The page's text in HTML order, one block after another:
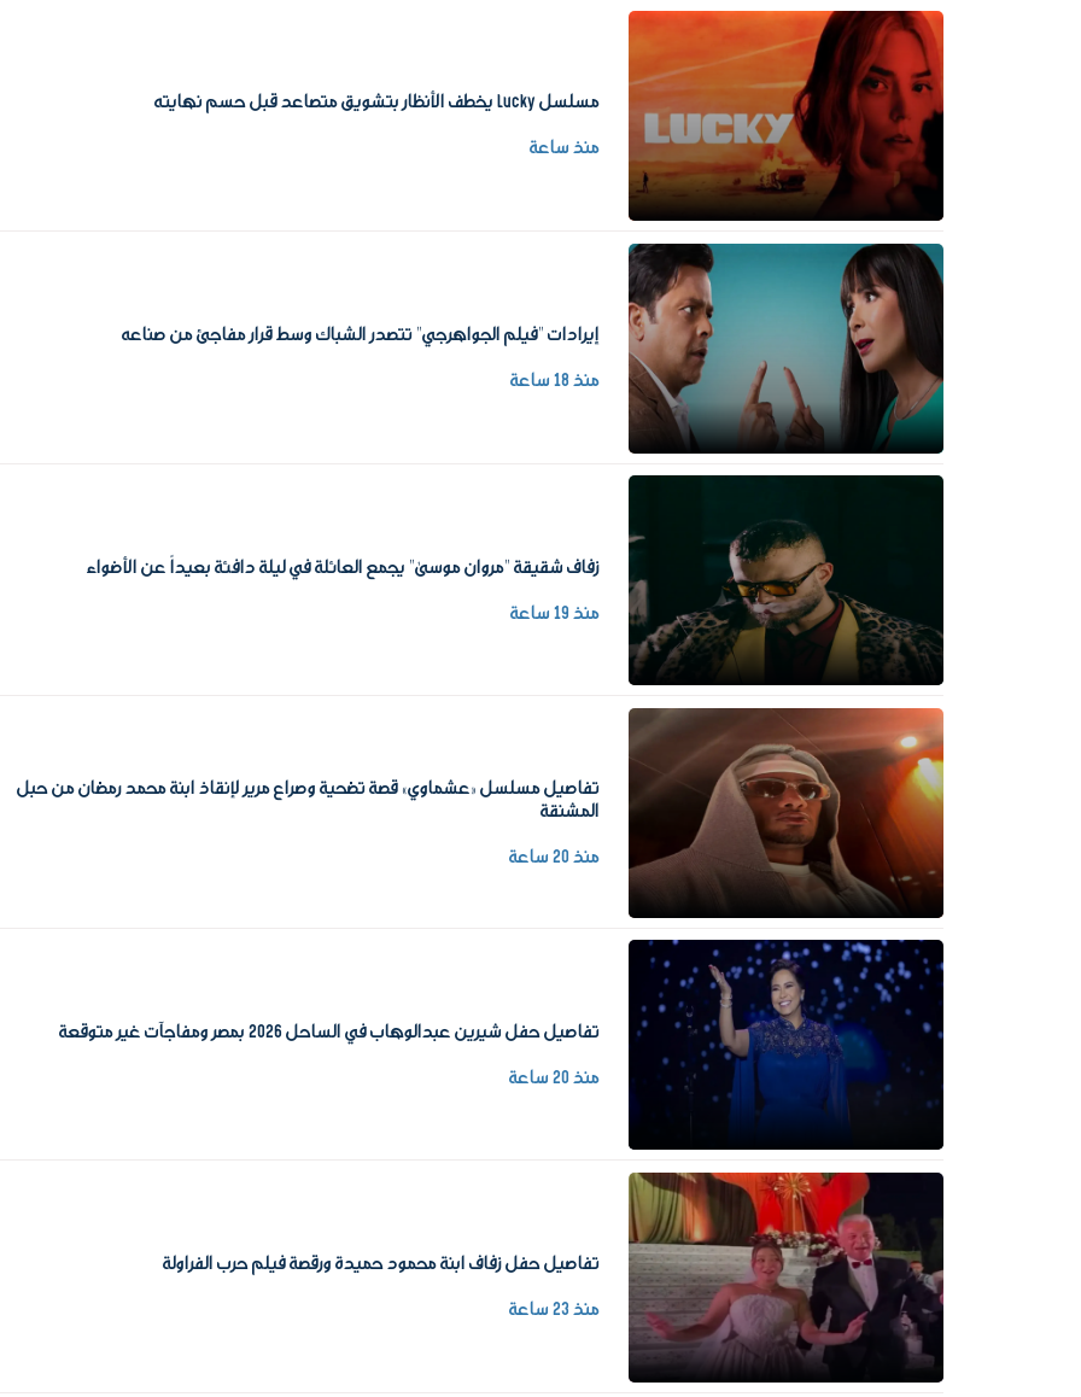
مسلسل Lucky يخطف الأنظار بتشويق متصاعد قبل حسم نهايته
منذ ساعة
إيرادات "فيلم الجواهرجي" تتصدر الشباك وسط قرار مفاجئ من صناعه
منذ 18 ساعة
زفاف شقيقة "مروان موسى" يجمع العائلة في ليلة دافئة بعيداً عن الأضواء
منذ 19 ساعة
تفاصيل مسلسل «عشماوي» قصة تضحية وصراع مرير لإنقاذ ابنة محمد رمضان من حبل
المشنقة
منذ 20 ساعة
تفاصيل حفل شيرين عبدالوهاب في الساحل 2026 بمصر ومفاجآت غير متوقعة
منذ 20 ساعة
تفاصيل حفل زفاف ابنة محمود حميدة ورقصة فيلم حرب الفراولة
منذ 23 ساعة